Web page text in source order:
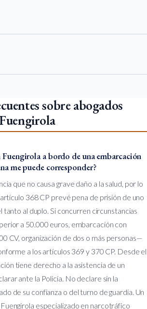
sobre abogados
a bordo de una embarcación
me puede corresponder?
que no causa grave daño a la salud, por lo
368 CP prevé pena de prisión de uno
tanto al duplo. Si concurren circunstancias
a 50.000 euros, embarcación con
CV, organización de dos o más personas—
a los artículos 369 y 370 CP. Desde el
tiene derecho a la asistencia de un
ante la Policía. No declare sin la
de su confianza o del turno de guardia. Un
especializado en narcotráfico